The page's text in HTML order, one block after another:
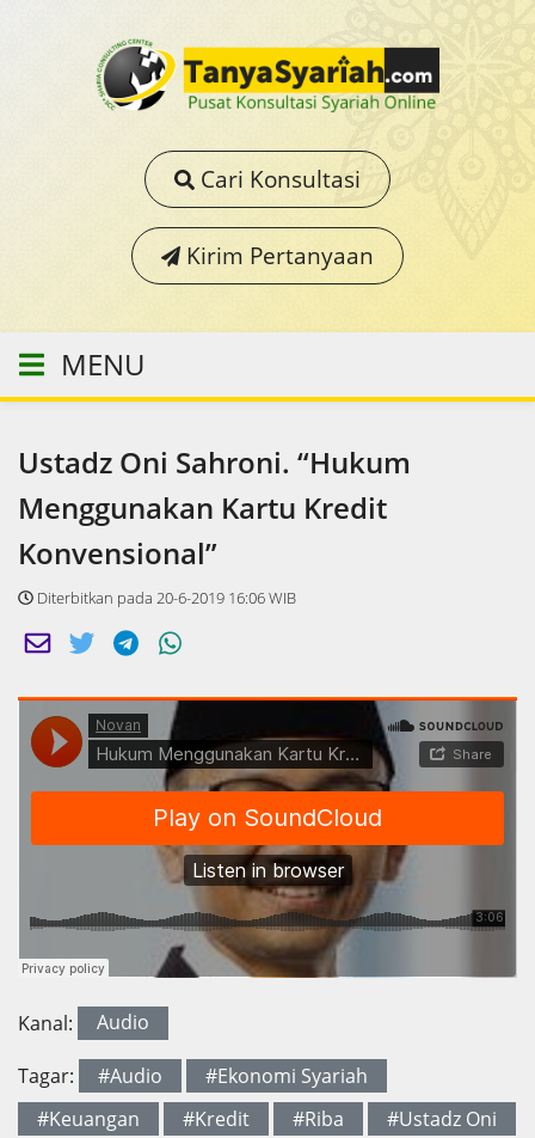
Cari Konsultasi
Kirim Pertanyaan
MENU
Ustadz Oni Sahroni. “Hukum
Menggunakan Kartu Kredit
Konvensional”
Diterbitkan pada 20-6-2019 16:06 WIB
Kanal: Audio
Tagar: #Audio
#Ekonomi Syariah
#Keuangan
#Kredit #Riba #Ustadz Oni